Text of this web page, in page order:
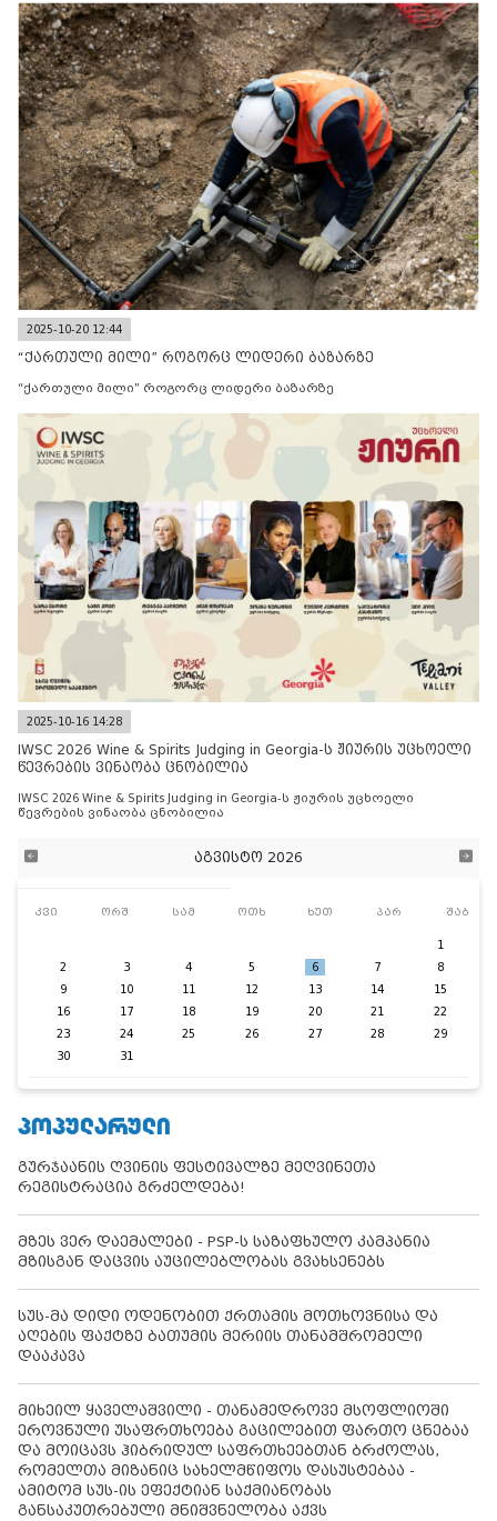
2025-10-20 12:44
“ქართული მილი” როგორც ლიდერი ბაზარზე
“ქართული მილი” როგორც ლიდერი ბაზარზე
2025-10-16 14:28
IWSC 2026 Wine & Spirits Judging in Georgia-ს ჟიურის უცხოელი
წევრების ვინაობა ცნობილია
IWSC 2026 Wine & Spirits Judging in Georgia-ს ჟიურის უცხოელი
წევრების ვინაობა ცნობილია
აგვისტო 2026
კვი ორშ სამ ოთხ ხუთ პარ შაბ
1
2
3 4 5 6 7
8
9
10 11 12 13 14
15
16
17 18 19 20 21
22
23
24 25 26 27 28
29
30
31
ᲞᲝᲞᲣᲚᲐᲠᲣᲚᲘ
გურჯაანის ღვინის ფესტივალზე მეღვინეთა
რეგისტრაცია გრძელდება!
მზეს ვერ დაემალები - PSP-ს საზაფხულო კამპანია
მზისგან დაცვის აუცილებლობას გვახსენებს
სუს-მა დიდი ოდენობით ქრთამის მოთხოვნისა და
აღების ფაქტზე ბათუმის მერიის თანამშრომელი
დააკავა
მიხეილ ყაველაშვილი - თანამედროვე მსოფლიოში
ეროვნული უსაფრთხოება გაცილებით ფართო ცნებაა
და მოიცავს ჰიბრიდულ საფრთხეებთან ბრძოლას,
რომელთა მიზანიც სახელმწიფოს დასუსტებაა -
ამიტომ სუს-ის ეფექტიან საქმიანობას
განსაკუთრებული მნიშვნელობა აქვს